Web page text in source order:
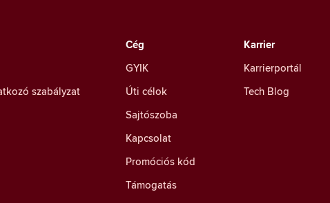
szabályzat
Karrier
Karrierportál
Tech Blog
Cég
GYIK
Úti célok
Sajtószoba
Kapcsolat
Promóciós kód
Támogatás